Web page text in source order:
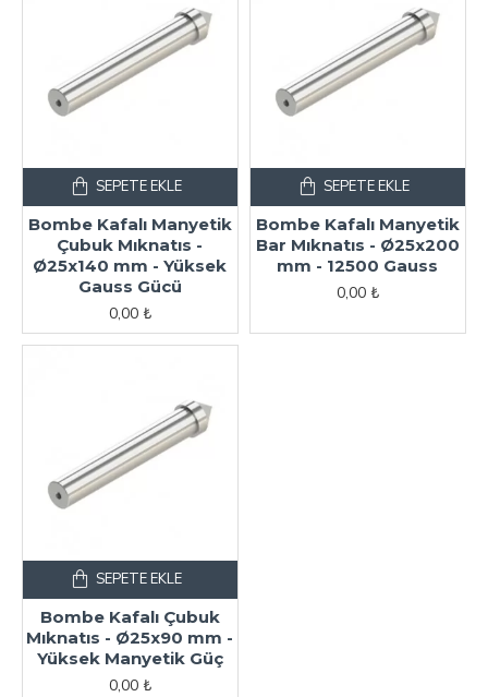
Bombe Kafalı Manyetik
Çubuk Mıknatıs -
Ø25x140 mm - Yüksek
Gauss Gücü
0,00 ₺
SEPETE EKLE
Bombe Kafalı Manyetik
Bar Mıknatıs - Ø25x200
mm - 12500 Gauss
0,00 ₺
SEPETE EKLE
Bombe Kafalı Çubuk
Mıknatıs - Ø25x90 mm -
Yüksek Manyetik Güç
0,00 ₺
SEPETE EKLE